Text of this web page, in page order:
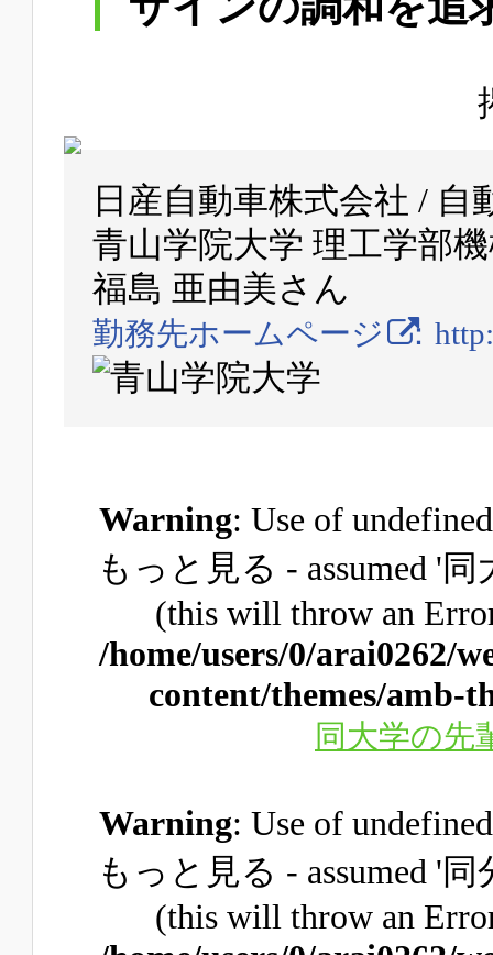
日産自動車株式会社 / 自
青山学院大学 理工学部
福島 亜由美さん
勤務先ホームページ ：
Warning: Use of
もっと見る - assumed '
(this will throw an
/home/users/0/arai0262/
content/themes/amb-
同大学の先
Warning: Use of
もっと見る - assumed '
(this will throw an